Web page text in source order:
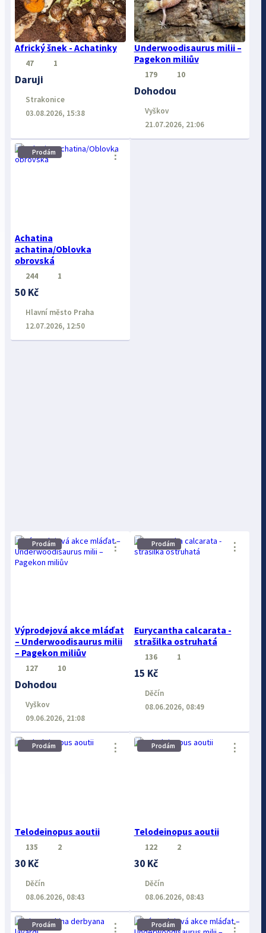
Africký šnek - Achatinky
47 1
Daruji
Strakonice
03.08.2026, 15:38
Underwoodisaurus milii –
Pagekon miliův
179 10
Dohodou
Vyškov
21.07.2026, 21:06
Prodám
Achatina
achatina/Oblovka
obrovská
⋮
244 1
50 Kč
Hlavní město Praha
12.07.2026, 12:50
Prodám
Výprodejová akce mláďat
– Underwoodisaurus milii
– Pagekon miliův
⋮
127 10
Dohodou
Vyškov
09.06.2026, 21:08
Prodám
Eurycantha calcarata -
strašilka ostruhatá
⋮
136 1
15 Kč
Děčín
08.06.2026, 08:49
Prodám
Telodeinopus aoutii
⋮
135 2
30 Kč
Děčín
08.06.2026, 08:43
Prodám
Telodeinopus aoutii
⋮
122 2
30 Kč
Děčín
08.06.2026, 08:43
Prodám ⋮ Prodám ⋮